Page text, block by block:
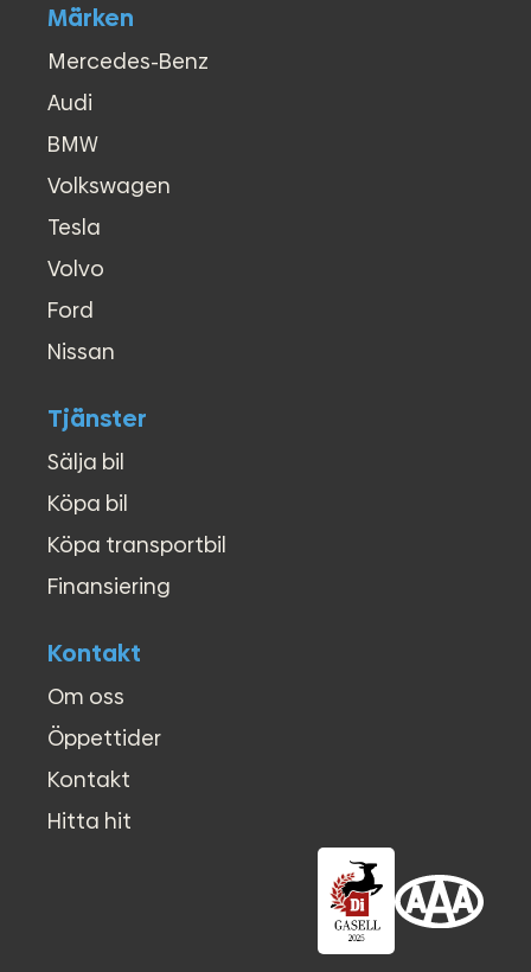
●Touch/Pekskärm
●USB-uttag
●Yttertemperaturmätare
●Servicebuss / Servicebil
●Dubbla dörrar
●Crossbuss
●Budbil / Bud transport
● Inredd / Inredning
●Firmabil
●Komplett servicebok
● Regnsensor
● Trötthetsvarnare
Märken
Mercedes-Benz
Audi
BMW
Volkswagen
Tesla
Volvo
Ford
Nissan
Tjänster
Sälja bil
Köpa bil
Köpa transportbil
Finansiering
Kontakt
Om oss
Öppettider
Kontakt
Hitta hit